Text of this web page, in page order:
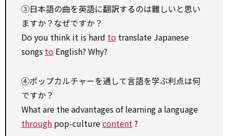
③日本語の曲を英語に翻訳するのは難しいと思い
ますか？なぜですか？
Do you think it is hard to translate Japanese
songs to English? Why?
④ポップカルチャーを通して言語を学ぶ利点は何
ですか？
What are the advantages of learning a language
through pop-culturecontent?